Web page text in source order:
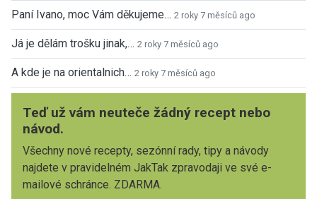
Paní Ivano, moc Vám děkujeme… 2 roky 7 měsíců ago
Já je dělám trošku jinak,… 2 roky 7 měsíců ago
A kde je na orientalnich… 2 roky 7 měsíců ago
Teď už vám neuteče žádný recept nebo
návod.
Všechny nové recepty, sezónní rady, tipy a návody
najdete v pravidelném JakTak zpravodaji ve své e-
mailové schránce. ZDARMA.